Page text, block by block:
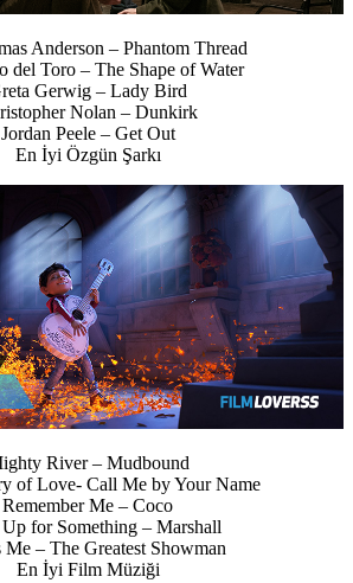
Anderson – Phantom Thread
del Toro – The Shape of Water
Gerwig – Lady Bird
Nolan – Dunkirk
Jordan Peele – Get Out
En İyi Özgün Şarkı
River – Mudbound
of Love- Call Me by Your Name
Remember Me – Coco
Up for Something – Marshall
Me – The Greatest Showman
En İyi Film Müziği